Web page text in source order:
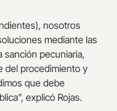
nosotros
mediante las
sanción pecuniaria,
del procedimiento y
que debe
explicó Rojas.